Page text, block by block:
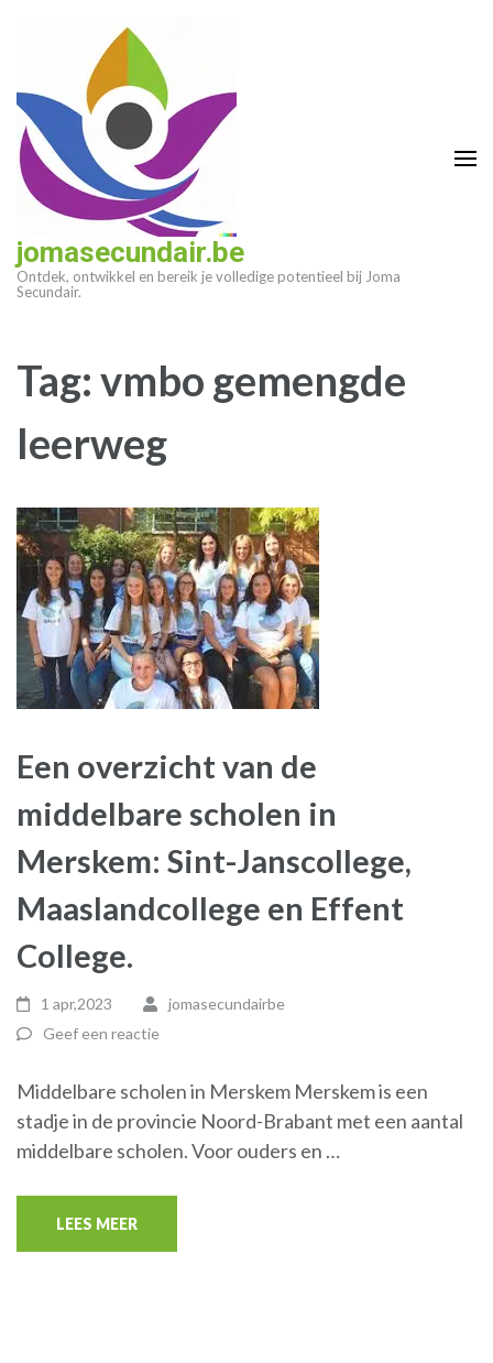
(druk
enter)
jomasecundair.be
Ontdek, ontwikkel en bereik je volledige potentieel bij Joma
Secundair.
Tag:vmbo gemengde
leerweg
Een overzicht van de
middelbare scholen in
Merskem: Sint-Janscollege,
Maaslandcollege en Effent
College.
1 apr,2023
jomasecundairbe
Geef een reactie
Middelbare scholen in Merskem Merskem is een
stadje in de provincie Noord-Brabant met een aantal
middelbare scholen. Voor ouders en …
LEES MEER